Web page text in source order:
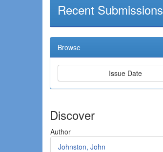
Recent Submissions
Browse
Discover
Author
Johnston, John